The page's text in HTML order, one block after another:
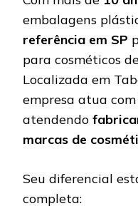
embalagens
referência em SP
para cosméticos
Localizada em
empresa atua
atendendo
marcas de
Seu diferencial
completa: